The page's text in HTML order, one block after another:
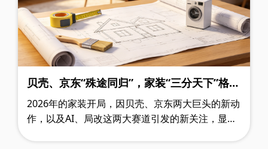
贝壳、京东“殊途同归”，家装“三分天下”格局
已现？AI+局改布局新棋局，装企如何落子？
2026年的家装开局，因贝壳、京东两大巨头的新动
作，以及AI、局改这两大赛道引发的新关注，显得